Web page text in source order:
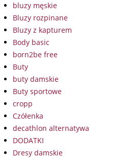
bluzy męskie
Bluzy rozpinane
Bluzy z kapturem
Body basic
born2be free
Buty
buty damskie
Buty sportowe
cropp
Czółenka
decathlon alternatywa
DODATKI
Dresy damskie